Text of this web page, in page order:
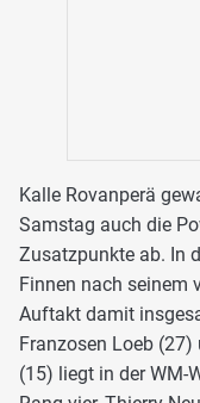
Kalle Rovanperä
Samstag auch die
Zusatzpunkte ab. In
Finnen nach seinem
Auftakt damit
Franzosen Loeb (27)
(15) liegt in der WM-